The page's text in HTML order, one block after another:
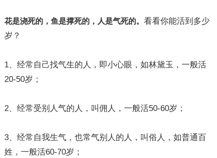
花是浇死的，鱼是撑死的，人是气死的。 看看你能活到多少
岁？
1、经常自己找气生的人，即小心眼，如林黛玉，一般活
20-50岁；
2、经常受别人气的人，叫佣人，一般活50-60岁；
3、经常自我生气，也常气别人的人，叫俗人，如普通百
姓，一般活60-70岁；